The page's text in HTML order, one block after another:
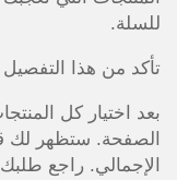
للسلة.
تأكد من هذا التفصيل
بعد اختيار كل
الصفحة. ستظهر لك
الإجمالي. راجع